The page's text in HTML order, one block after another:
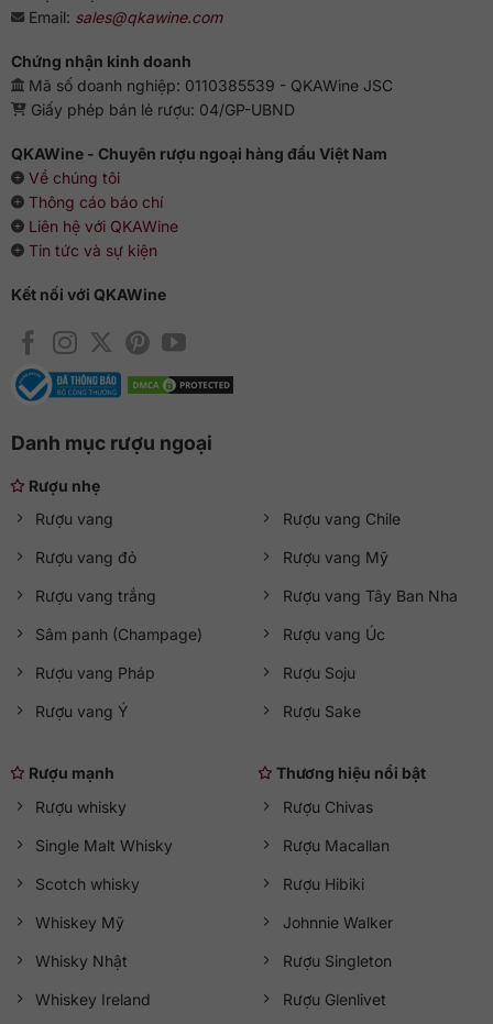
Email: sales@qkawine.com
Chứng nhận kinh doanh
Mã số doanh nghiệp: 0110385539 - QKAWine JSC
Giấy phép bán lẻ rượu: 04/GP-UBND
QKAWine - Chuyên rượu ngoại hàng đầu Việt Nam
Về chúng tôi
Thông cáo báo chí
Liên hệ với QKAWine
Tin tức và sự kiện
Kết nối với QKAWine
Danh mục rượu ngoại
Rượu nhẹ
Rượu vang
Rượu vang đỏ
Rượu vang trắng
Sâm panh (Champage)
Rượu vang Pháp
Rượu vang Ý
Rượu vang Chile
Rượu vang Mỹ
Rượu vang Tây Ban Nha
Rượu vang Úc
Rượu Soju
Rượu Sake
Rượu mạnh
Rượu whisky
Single Malt Whisky
Scotch whisky
Whiskey Mỹ
Whisky Nhật
Whiskey Ireland
Thương hiệu nổi bật
Rượu Chivas
Rượu Macallan
Rượu Hibiki
Johnnie Walker
Rượu Singleton
Rượu Glenlivet